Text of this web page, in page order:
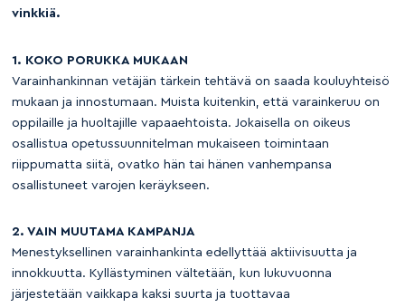
vinkkiä.
1. KOKO PORUKKA MUKAAN
Varainhankinnan vetäjän tärkein tehtävä on saada kouluyhteisö
mukaan ja innostumaan. Muista kuitenkin, että varainkeruu on
oppilaille ja huoltajille vapaaehtoista. Jokaisella on oikeus
osallistua opetussuunnitelman mukaiseen toimintaan
riippumatta siitä, ovatko hän tai hänen vanhempansa
osallistuneet varojen keräykseen.
2. VAIN MUUTAMA KAMPANJA
Menestyksellinen varainhankinta edellyttää aktiivisuutta ja
innokkuutta. Kyllästyminen vältetään, kun lukuvuonna
järjestetään vaikkapa kaksi suurta ja tuottavaa